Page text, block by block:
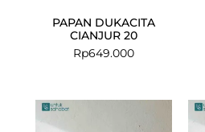
PAPAN DUKACITA
CIANJUR 20
Rp649.000